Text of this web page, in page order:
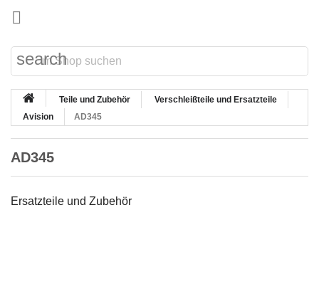

search
Teile und Zubehör
Verschleißteile und Ersatzteile
Avision
AD345
AD345
Ersatzteile und Zubehör